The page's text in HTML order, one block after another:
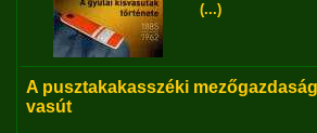
(...)
A pusztakakasszéki
vasút